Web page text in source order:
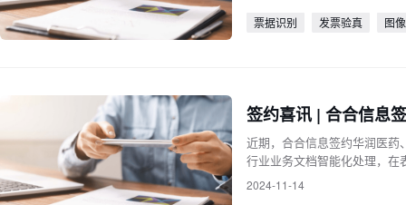
票据识别
发票验真 图
签约喜讯 | 合合信息
近期，合合信息签约华润医
行业业务文档智能化处理，
档关键信息，自动化分类、
2024-11-14